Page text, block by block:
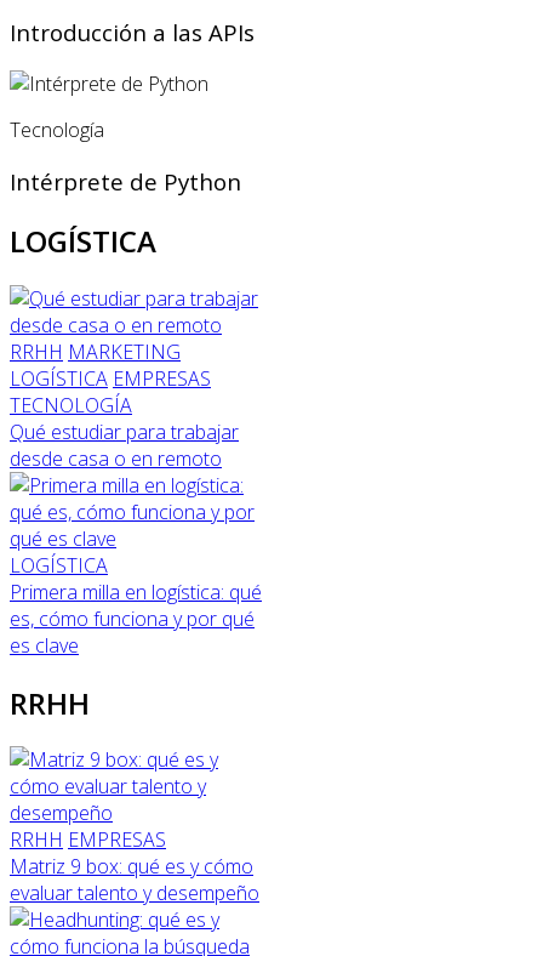
Introducción a las APIs
Tecnología
Intérprete de Python
LOGÍSTICA
RRHH MARKETING
LOGÍSTICA EMPRESAS
TECNOLOGÍA
Qué estudiar para trabajar
desde casa o en remoto
LOGÍSTICA
Primera milla en logística: qué
es, cómo funciona y por qué
es clave
RRHH
RRHH EMPRESAS
Matriz 9 box: qué es y cómo
evaluar talento y desempeño